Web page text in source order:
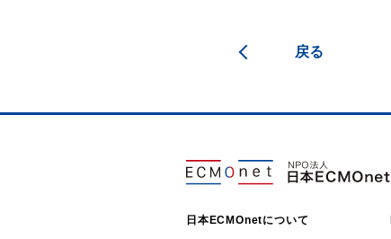
戻る
日本ECMOnetについて